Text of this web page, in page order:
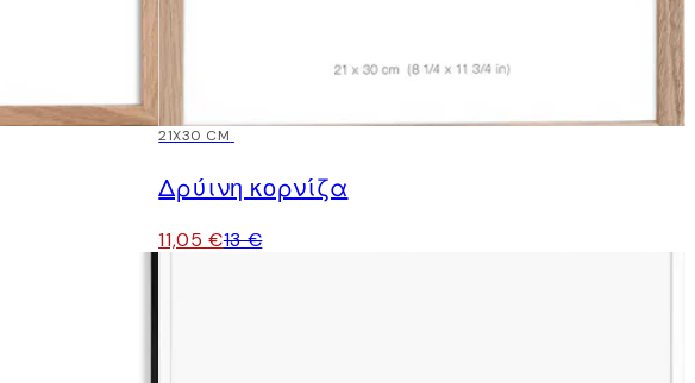
15%*
21X30 CM
Δρύινη κορνίζα
11,05 €13 €